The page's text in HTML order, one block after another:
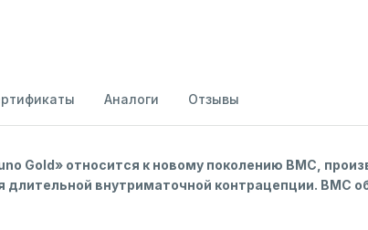
Аналоги Отзывы
Gold» относится к новому поколению ВМС,
внутриматочной контрацепции. ВМС